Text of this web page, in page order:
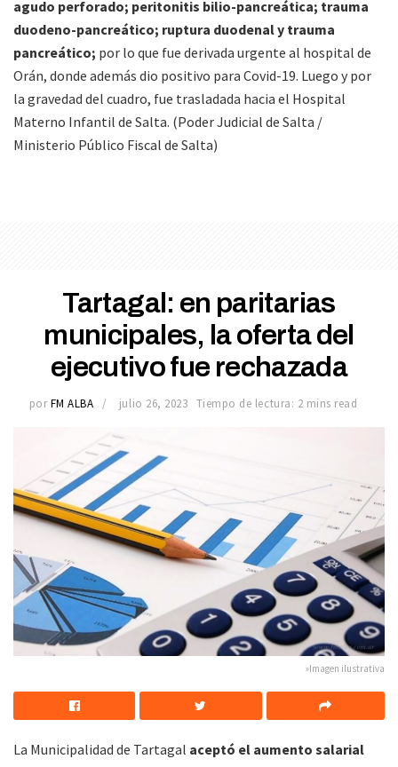
agudo perforado; peritonitis bilio-pancreática; trauma
duodeno-pancreático; ruptura duodenal y trauma
pancreático; por lo que fue derivada urgente al hospital de
Orán, donde además dio positivo para Covid-19. Luego y por
la gravedad del cuadro, fue trasladada hacia el Hospital
Materno Infantil de Salta. (Poder Judicial de Salta /
Ministerio Público Fiscal de Salta)
Tartagal: en paritarias
municipales, la oferta del
ejecutivo fue rechazada
por FM ALBA julio 26, 2023 Tiempo de lectura: 2 mins read
»Imagen ilustrativa
La Municipalidad de Tartagal aceptó el aumento salarial